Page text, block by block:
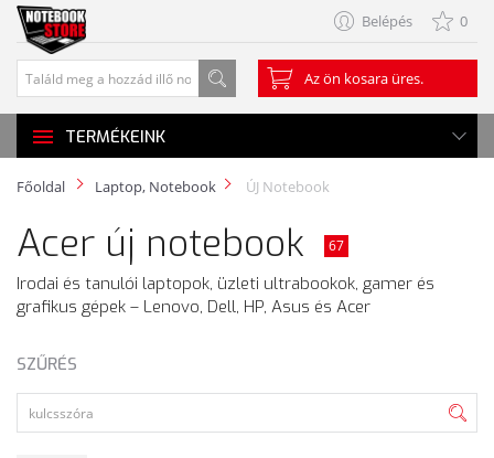
Belépés 0
Az ön kosara üres.
TERMÉKEINK
Főoldal Laptop, Notebook ÚJ Notebook
Acer új notebook 67
Irodai és tanulói laptopok, üzleti ultrabookok, gamer és
grafikus gépek – Lenovo, Dell, HP, Asus és Acer
SZŰRÉS